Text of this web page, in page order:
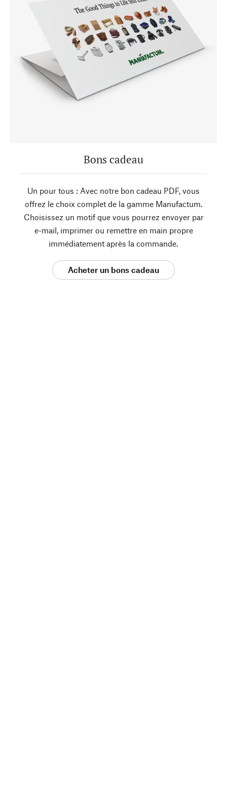
Bons cadeau
Un pour tous : Avec notre bon cadeau PDF, vous
offrez le choix complet de la gamme Manufactum.
Choisissez un motif que vous pourrez envoyer par
e-mail, imprimer ou remettre en main propre
immédiatement après la commande.
Acheter un bons cadeau